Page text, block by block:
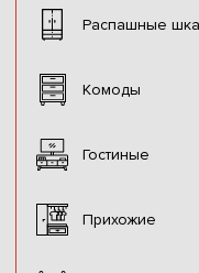
Распашные
Комоды
Гостиные
Прихожие